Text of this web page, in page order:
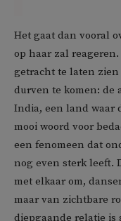
Het gaat dan vooral
op haar zal
getracht te laten
durven te komen: de
India, een land waar
mooi woord voor
een fenomeen dat
nog even sterk leeft.
met elkaar om,
maar van zichtbare
diepgaande relatie is